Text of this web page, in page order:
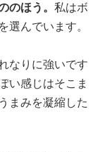
のほう。 私はボ
選んでいます。
なりに強いです
い感じはそこま
まみを凝縮した